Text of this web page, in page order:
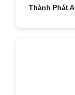
Thành Phát